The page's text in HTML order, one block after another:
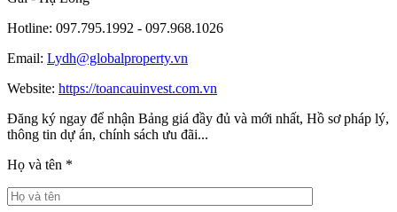
Hotline: 097.795.1992 - 097.968.1026
Email: Lydh@globalproperty.vn
Website: https://toancauinvest.com.vn
Đăng ký ngay để nhận Bảng giá đầy đủ và mới nhất, Hồ sơ pháp lý,
thông tin dự án, chính sách ưu đãi...
Họ và tên *